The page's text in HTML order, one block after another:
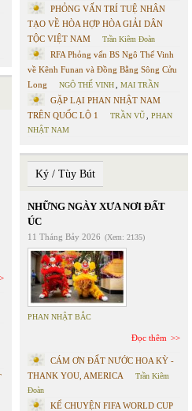
PHỎNG VẤN TRÍ TUỆ NHÂN
TẠO VỀ HÒA HỢP HÒA GIẢI DÂN
TỘC VIỆT NAM
Trần Kiêm Đoàn
RFA Phỏng vấn BS Ngô Thế Vinh
về Kênh Funan và Đồng Bằng Sông Cửu
Long
NGÔ THẾ VINH MAI TRẦN
GẶP LẠI PHAN NHẬT NAM
TRÊN QUỐC LỘ 1
TRẦN VŨ
PHAN
NHẬT NAM
Ký / Tùy Bút
NHỮNG NGÀY XƯA NƠI ĐẤT
ÚC
11 Tháng Bảy 2026 (Xem: 2135)
PHAN NHẬT BẮC
Đọc thêm
CÁM ƠN ĐẤT NƯỚC HOA KỲ -
THANK YOU, AMERICA
Trần Kiêm
Đoàn
KỂ CHUYỆN FIFA WORLD CUP